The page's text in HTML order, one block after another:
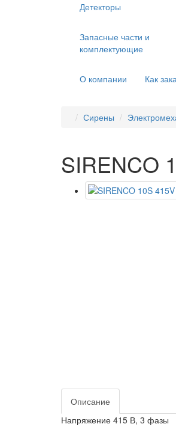
Детекторы
Запасные части и
комплектующие
О компании Как
Сирены
SIRENCO
Описание
Напряжение 415 В, 3 фазы